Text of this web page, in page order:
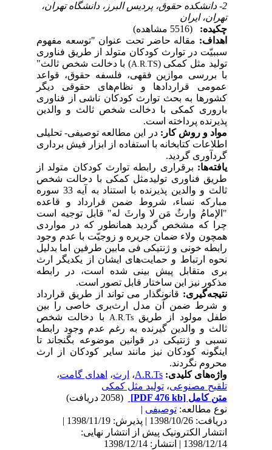
2- دانشکده حقوق، پردیس البرز، دانشگاه تهران،
تهران، ایران
چکیده:
اهداف:مقاله حاضر تحت عنوان "توسعه مفهوم
سببیّت در توارث کودکان متولد از طریق فناوری
تولید مثل کمکی (A.R.TS
)با دخالت شخص ثالث"
با بررسی موازین فقهی، فلسفه حقوق، قواعد
عمومی قراردادها و نظام‌های حقوقی دیگر
کشورها به بحث توارث کودکان ناشی از فناوری
باروری کمکی با دخالت شخص ثالث و والدین
پذیرنده پرداخته است.
مواد و روش کار:در این مطالعه توصیفی- تحلیلی
اطلاعات کتابخانه با استفاده از ابزار فیش برداری
گردآوری گردید.
یافته‌ها‌:برقراری رابطه توارث کودکان متولد از
طریق فناوری تولیدمثل کمکی با دخالت شخص
ثالث و والدین پذیرنده
با استناد به آیه 33 سوره
مبارکه نساء، شروط ضمن قرارداد و قاعده
"الإمامُ وارثُ مَن لا وارثَ له" قابل توجیه است
چرا که مشخص گردید همانطور که در مواردی
همچون ولاء ضمان جریره و زوجیّت با عدم وجود
رابطه خونی و ژنتیکی فی مابین طرفین اما بدلیل
نحوه ارتباط و حمایت‌های ایشان از یکدیگر ارث
بری متقابل پیش بینی شده است، در رابطه
مذکور نیز این ساختار قابل تصور است.
نتیجه‌گیری:قانونگذار می تواند از طریق قرارداد
و شرط ضمن آن مدل ارث‌بری خاصی را بین
طفل مولود از طریق A.R.Tsبا دخالت شخص
ثالث و والدین گیرنده به رغم عدم وجود رابطه
نسبی و ژنتیکی در قوانین موضوعه بگنجاند تا
اینگونه کودکان نیز مانند سایر کودکان از ارث
محروم نگردند.
واژه‌های کلیدی:A.R.Ts،ارث،اهدای گامت،
تلقیح مصنوعی،تولید مثل کمکی
متن کامل[PDF 476 kb]
نوع مطالعه:توصیفی|
دریافت: 1398/10/26 | پذیرش: 1398/11/19 |
انتشار الکترونیک پیش از انتشار نهایی:
1398/12/14 | انتشار: 1398/12/14